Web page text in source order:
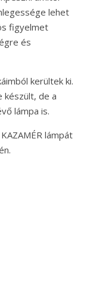
lehet
figyelmet
és
kerültek ki.
készült, de a
lámpa is.
lámpát